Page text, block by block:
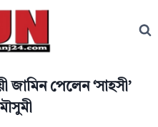
জামিন পেলেন ‘সাহসী’